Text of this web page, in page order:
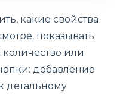
какие свойства
показывать
или
добавление
детальному